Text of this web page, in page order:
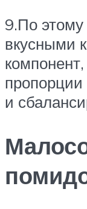
9.По этому
вкусными
и